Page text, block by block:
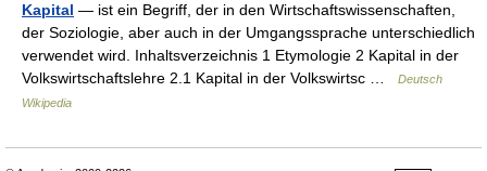
Kapital — ist ein Begriff, der in den Wirtschaftswissenschaften,
der Soziologie, aber auch in der Umgangssprache unterschiedlich
verwendet wird. Inhaltsverzeichnis 1 Etymologie 2 Kapital in der
Volkswirtschaftslehre 2.1 Kapital in der Volkswirtsc …
Deutsch
Wikipedia